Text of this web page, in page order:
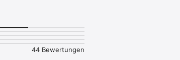
schneller, wenn es wirklich auf Geschwindigkeit
Kapitalanleger, die ihre Baufinanzierung einfach
hat dabei höchste Priorität. Die Verarbeitung
den deutschen Finanzierungsmarkt entwickelt.
44 Bewertungen